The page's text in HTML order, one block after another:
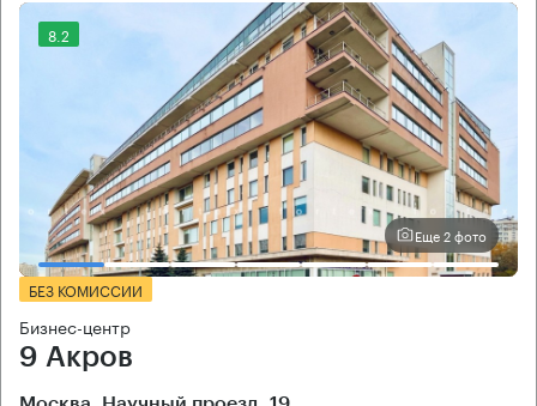
8.2
Еще 2 фото
БЕЗ КОМИССИИ
Бизнес-центр
9 Акров